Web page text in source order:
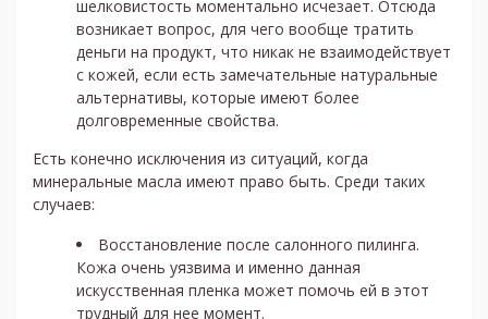
шелковистость моментально исчезает. Отсюда
возникает вопрос, для чего вообще тратить
деньги на продукт, что никак не взаимодействует
с кожей, если есть замечательные натуральные
альтернативы, которые имеют более
долговременные свойства.
Есть конечно исключения из ситуаций, когда
минеральные масла имеют право быть. Среди таких
случаев:
Восстановление после салонного пилинга.
Кожа очень уязвима и именно данная
искусственная пленка может помочь ей в этот
трудный для нее момент.